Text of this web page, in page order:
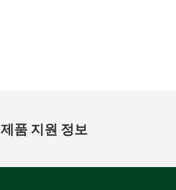
제품 지원 정보